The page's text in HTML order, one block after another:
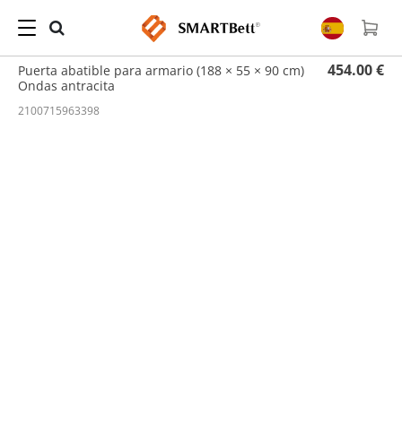
Hogar Puertas / Puerta abatible para armario (188 × 55 × 90 cm) Ondas antracita
Puerta abatible para armario (188 × 55 × 90 cm)
Ondas antracita
454.00 €
2100715963398